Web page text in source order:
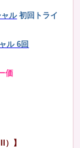
ル 初回トライ
ル 6回
価
】